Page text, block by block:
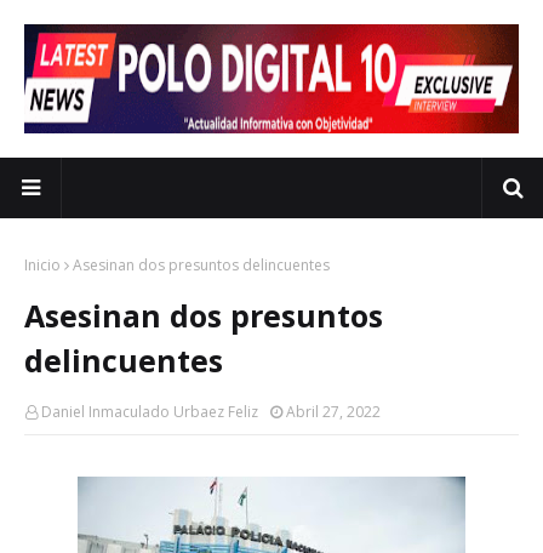
Inicio Asesinan dos presuntos delincuentes
Asesinan dos presuntos
delincuentes
Daniel Inmaculado Urbaez Feliz Abril 27, 2022